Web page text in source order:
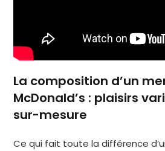
La composition d’un
McDonald’s : plaisirs
sur-mesure
Ce qui fait toute la différence